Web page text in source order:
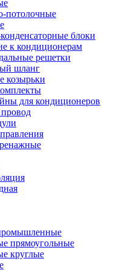
потолочные
блоки
к кондиционерам
решетки
шланг
козырьки
для кондиционеров
прямоугольные
круглые